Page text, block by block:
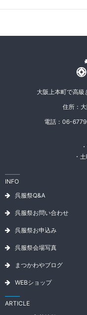
大阪上本町で高
住所：
電話：06-
・
INFO
呉服祭Q&A
呉服祭お問い合わせ
呉服祭お申込み
呉服祭会場写真
まつかわやブログ
WEBショップ
ARTICLE